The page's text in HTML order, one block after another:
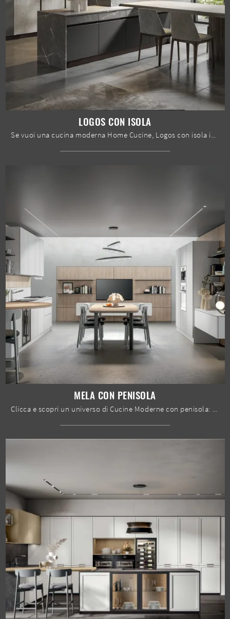
LOGOS CON ISOLA
Se vuoi una cucina moderna Home Cucine, Logos con isola in melaminico ti sta aspettando nel nostro negozio di Cucine Moderne con isola.
MELA CON PENISOLA